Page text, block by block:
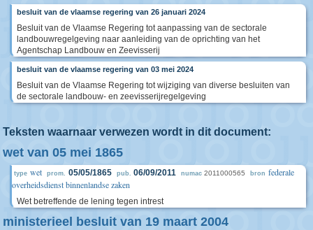
besluit van de vlaamse regering van 26 januari 2024
Besluit van de Vlaamse Regering tot aanpassing van de sectorale
landbouwregelgeving naar aanleiding van de oprichting van het
Agentschap Landbouw en Zeevisserij
besluit van de vlaamse regering van 03 mei 2024
Besluit van de Vlaamse Regering tot wijziging van diverse besluiten van
de sectorale landbouw- en zeevisserijregelgeving
Teksten waarnaar verwezen wordt in dit document:
wet van 05 mei 1865
type wet prom. 05/05/1865 pub. 06/09/2011 numac 2011000565 bron federale
overheidsdienst binnenlandse zaken
Wet betreffende de lening tegen intrest
ministerieel besluit van 19 maart 2004